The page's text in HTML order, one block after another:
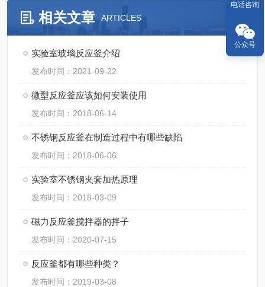
相关文章 ARTICLES
实验室玻璃反应釜介绍
发布时间：2021-09-22
微型反应釜应该如何安装使用
发布时间：2018-06-14
不锈钢反应釜在制造过程中有哪些缺陷
发布时间：2018-06-06
实验室不锈钢夹套加热原理
发布时间：2018-03-09
磁力反应釜搅拌器的拌子
发布时间：2020-07-15
反应釜都有哪些种类？
发布时间：2019-03-08
电话咨询
公众号